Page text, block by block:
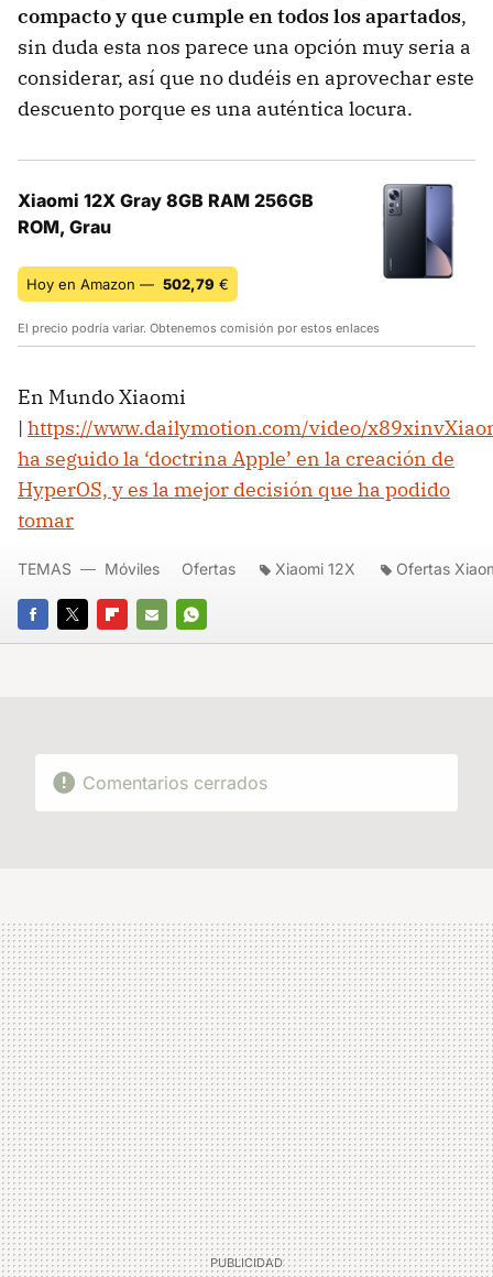
compacto y que cumple en todos los apartados,
sin duda esta nos parece una opción muy seria a
considerar, así que no dudéis en aprovechar este
descuento porque es una auténtica locura.
Xiaomi 12X Gray 8GB RAM 256GB
ROM, Grau
Hoy en Amazon — 502,79 €
El precio podría variar. Obtenemos comisión por estos enlaces
En Mundo Xiaomi
| https://www.dailymotion.com/video/x89xinv
ha seguido la ‘doctrina Apple’ en la creación de
HyperOS, y es la mejor decisión que ha podido
tomar
FACEBOOK
TWITTERFLIPBOARD
E-
WHATSAPP
TEMAS Móviles Ofertas Xiaomi 12X Ofertas
Comentarios cerrados